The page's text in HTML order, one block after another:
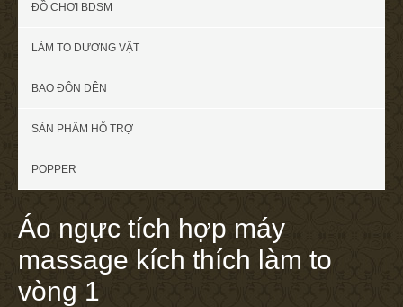
ĐỒ CHƠI BDSM
LÀM TO DƯƠNG VẬT
BAO ĐÔN DÊN
SẢN PHẨM HỖ TRỢ
POPPER
Áo ngực tích hợp máy
massage kích thích làm to
vòng 1